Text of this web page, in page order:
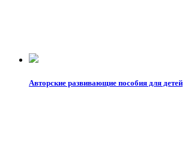
Авторские развивающие пособия для детей